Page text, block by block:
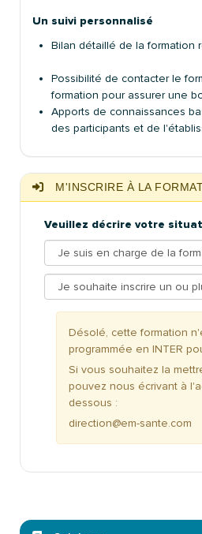
Un suivi personnalisé
Bilan détaillé de la formation
Possibilité de contacter le
formation pour assurer une
Apports de connaissances
des participants et de
M'INSCRIRE À LA
Veuillez décrire votre
Désolé, cette formation
programmée en INTER
Si vous souhaitez la
pouvez nous écrivant à
dessous :
direction@em-sante.com